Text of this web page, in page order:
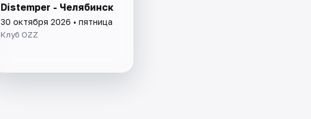
Distemper - Челябинск
30 октября 2026 • пятница
Клуб OZZ